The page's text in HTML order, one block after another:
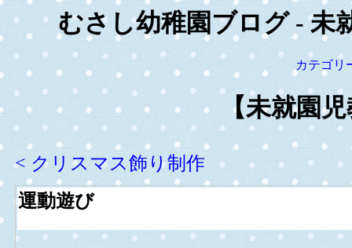
むさし幼稚園ブログ - 未
カテゴリ
【未就園
< クリスマス飾り制作
運動遊び